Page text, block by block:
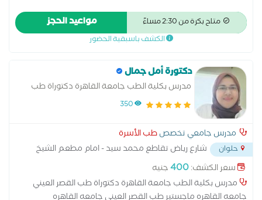
متاح بكرة من 2:30 مساءً مواعيد الحجز
الكشف باسبقية الحضور
دكتورة أمل جمال
مدرس بكلية الطب جامعة القاهرة دكتوراة طب
القصر العيني جامعه القاهره
350
مدرس جامعي تخصصطب الأسرة
حلوان
شارع رياض تقاطع محمد سيد - امام مطعم الشيخ
وائل...سعر الكشف:400جنيه
مدرس بكلية الطب جامعة القاهرة دكتوراة طب القصر العيني